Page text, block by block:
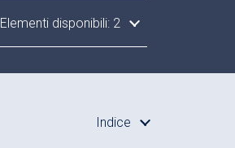
Elementi disponibili: 2
Indice